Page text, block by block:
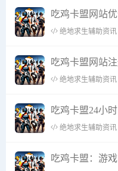
绝地求生辅助资讯
绝地求生辅助资讯
绝地求生辅助资讯
吃鸡卡盟：游